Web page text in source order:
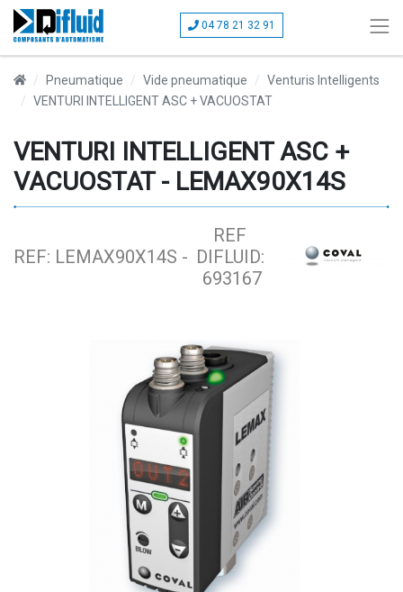
04 78 21 32 91
Pneumatique Vide pneumatique
Venturis Intelligents
VENTURI INTELLIGENT ASC + VACUOSTAT
VENTURI INTELLIGENT ASC +
VACUOSTAT - LEMAX90X14S
REF: LEMAX90X14S -
REF
DIFLUID:
693167